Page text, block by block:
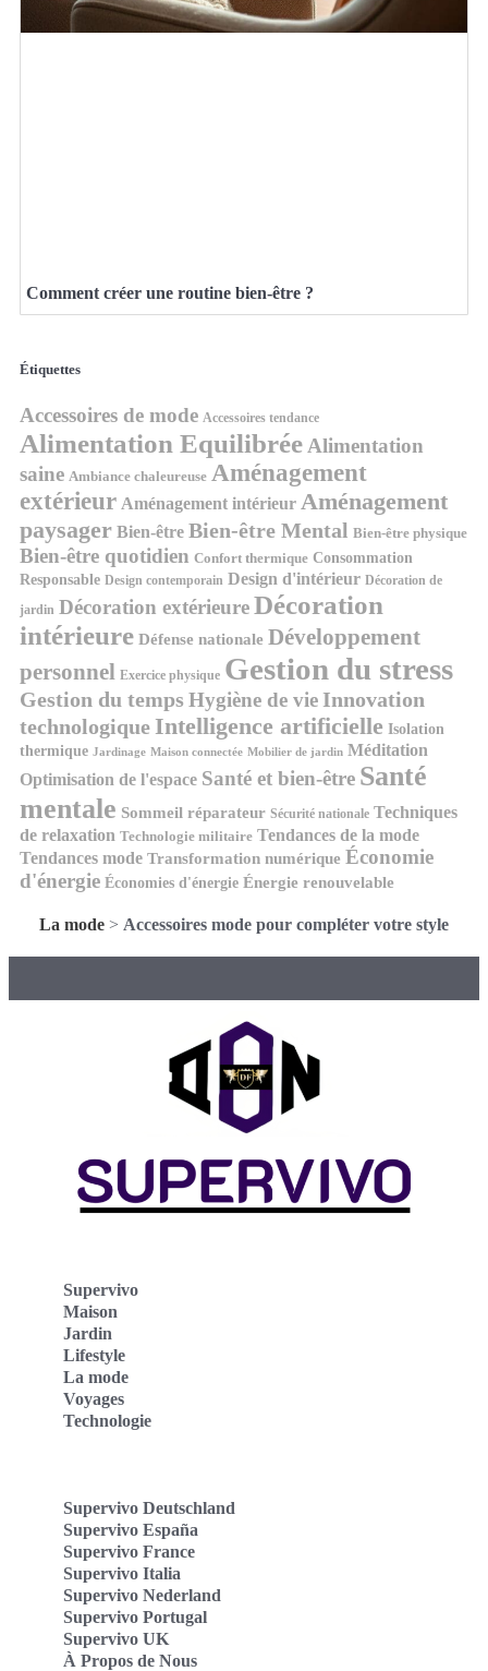
Comment créer une routine bien-être ?
Étiquettes
Accessoires de mode Accessoires tendance
Alimentation Equilibrée Alimentation
saine Ambiance chaleureuse Aménagement
extérieur Aménagement intérieur Aménagement
paysager Bien-être Bien-être Mental Bien-être physique
Bien-être quotidien Confort thermique Consommation
Responsable Design contemporain Design d'intérieur Décoration de
jardin Décoration extérieureDécoration
intérieure Défense nationale Développement
personnel Exercice physique Gestion du stress
Gestion du temps Hygiène de vie Innovation
technologique Intelligence artificielle Isolation
thermique Jardinage Maison connectée Mobilier de jardin Méditation
Optimisation de l'espace Santé et bien-être Santé
mentale Sommeil réparateur Sécurité nationale Techniques
de relaxation Technologie militaire Tendances de la mode
Tendances mode Transformation numérique Économie
d'énergie Économies d'énergie Énergie renouvelable
La mode > Accessoires mode pour compléter votre style
Supervivo
Maison
Jardin
Lifestyle
La mode
Voyages
Technologie
Supervivo Deutschland
Supervivo España
Supervivo France
Supervivo Italia
Supervivo Nederland
Supervivo Portugal
Supervivo UK
À Propos de Nous